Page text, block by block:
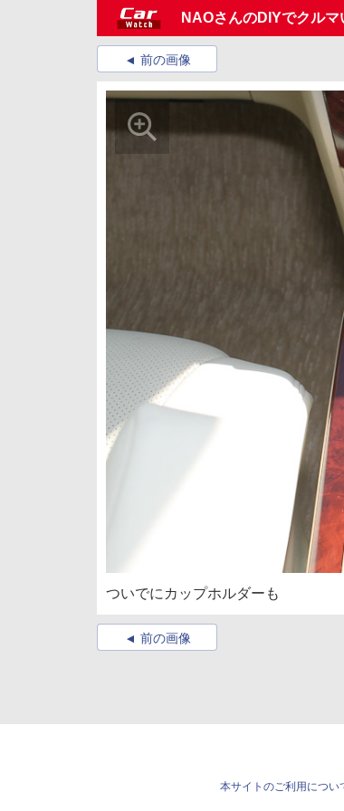
NAOさんのDIYでクルマ
前の画像
ついでにカップホルダーも
前の画像
本サイトのご利用につい